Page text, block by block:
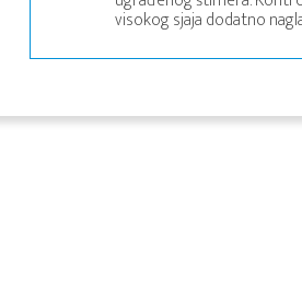
visokog sjaja dodatno